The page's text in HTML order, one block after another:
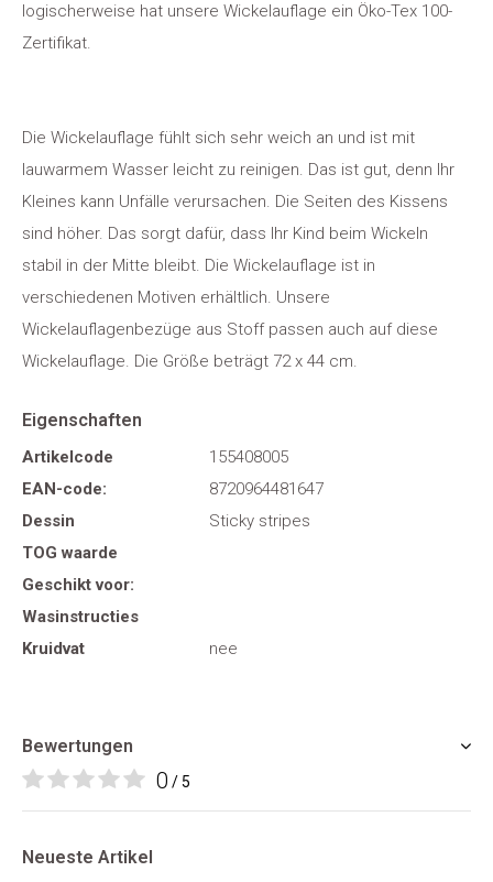
logischerweise hat unsere Wickelauflage ein Öko-Tex 100-
Zertifikat.
Die Wickelauflage fühlt sich sehr weich an und ist mit
lauwarmem Wasser leicht zu reinigen. Das ist gut, denn Ihr
Kleines kann Unfälle verursachen. Die Seiten des Kissens
sind höher. Das sorgt dafür, dass Ihr Kind beim Wickeln
stabil in der Mitte bleibt. Die Wickelauflage ist in
verschiedenen Motiven erhältlich. Unsere
Wickelauflagenbezüge aus Stoff passen auch auf diese
Wickelauflage. Die Größe beträgt 72 x 44 cm.
Eigenschaften
Artikelcode
155408005
EAN-code:
8720964481647
Dessin
Sticky stripes
TOG waarde
Geschikt voor:
Wasinstructies
Kruidvat
nee
Bewertungen
0 / 5
Neueste Artikel